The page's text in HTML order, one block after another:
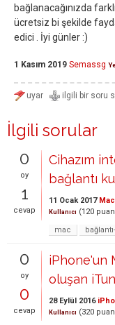
bağlanacağınızda
ücretsiz bi şekilde
edici . İyi günler :)
1 Kasım 2019 Semassg
İlgili sorular
0
oy
1
cevap
Cihazım
bağlantı
11 Ocak 2017
Kullanıcı (120
mac
0
oy
0
cevap
iPhone'un
oluşan
28 Eylül 2016
Kullanıcı (320